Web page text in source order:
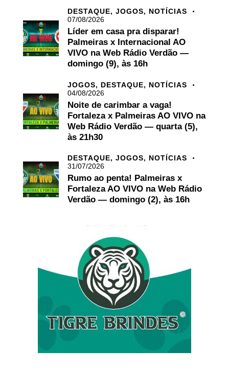
DESTAQUE, JOGOS, NOTÍCIAS
07/08/2026
Líder em casa pra disparar!
Palmeiras x Internacional AO
VIVO na Web Rádio Verdão —
domingo (9), às 16h
JOGOS, DESTAQUE, NOTÍCIAS
04/08/2026
Noite de carimbar a vaga!
Fortaleza x Palmeiras AO VIVO na
Web Rádio Verdão — quarta (5),
às 21h30
DESTAQUE, JOGOS, NOTÍCIAS
31/07/2026
Rumo ao penta! Palmeiras x
Fortaleza AO VIVO na Web Rádio
Verdão — domingo (2), às 16h